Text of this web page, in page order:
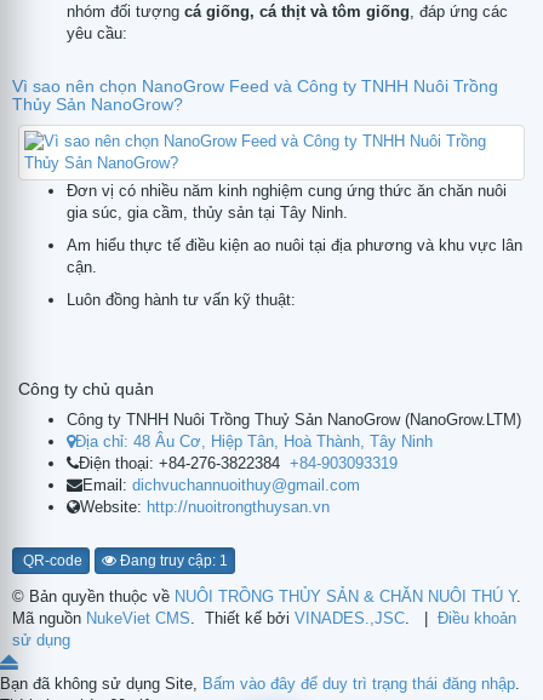
nhóm đối tượng cá giống, cá thịt và tôm giống , đáp ứng các
yêu cầu:
Vì sao nên chọn NanoGrow Feed và Công ty TNHH Nuôi Trồng
Thủy Sản NanoGrow?
Đơn vị có nhiều năm kinh nghiệm cung ứng thức ăn chăn nuôi
gia súc, gia cầm, thủy sản tại Tây Ninh.
Am hiểu thực tế điều kiện ao nuôi tại địa phương và khu vực lân
cận.
Luôn đồng hành tư vấn kỹ thuật:
Công ty chủ quản
Công ty TNHH Nuôi Trồng Thuỷ Sản NanoGrow(NanoGrow.LTM)
Địa chỉ: 48 Âu Cơ, Hiệp Tân, Hoà Thành, Tây Ninh
Điện thoại: +84-276-3822384 +84-903093319
Email: dichvuchannuoithuy@gmail.com
Website: http://nuoitrongthuysan.vn
QR-code Đang truy cập: 1
© Bản quyền thuộc về NUÔI TRỒNG THỦY SẢN & CHĂN NUÔI THÚ Y.
Mã nguồn NukeViet CMS Thiết kế bởi VINADES.,JSC
Điều khoản
sử dụng
Bạn đã không sử dụng Site, Bấm vào đây để duy trì trạng thái đăng nhập